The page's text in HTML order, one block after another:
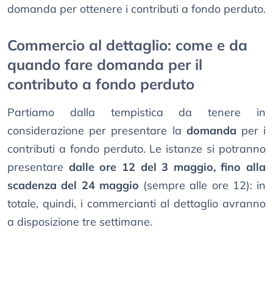
domanda per ottenere i contributi a fondo perduto.
Commercio al dettaglio: come e da
quando fare domanda per il
contributo a fondo perduto
Partiamo dalla tempistica da tenere in
considerazione per presentare la domanda per i
contributi a fondo perduto. Le istanze si potranno
presentare dalle ore 12 del 3 maggio, fino alla
scadenza del 24 maggio (sempre alle ore 12): in
totale, quindi, i commercianti al dettaglio avranno
a disposizione tre settimane.